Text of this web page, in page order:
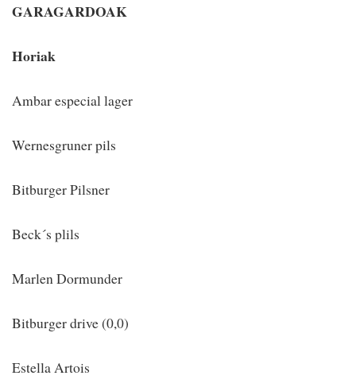
GARAGARDOAK
Horiak
Ambar especial lager
Wernesgruner pils
Bitburger Pilsner
Beck´s plils
Marlen Dormunder
Bitburger drive (0,0)
Estella Artois